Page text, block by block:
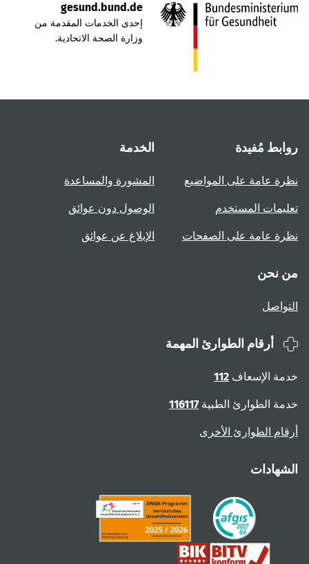
gesund.bund.de
إحدى الخدمات المقدمة من
وزارة الصحة الاتحادية.
روابط مُفيدة
نظرة عامة على المواضيع
تعليمات المستخدم
نظرة عامة على الصفحات
الخدمة
المشورة والمساعدة
الوصول دون عوائق
الإبلاغ عن عوائق
من نحن
التواصل
أرقام الطوارئ المهمة
خدمة الإسعاف 112
خدمة الطوارئ الطبية116117
أرقام الطوارئ الأخرى
الشهادات